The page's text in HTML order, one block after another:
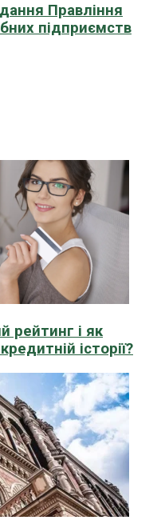
Правління
підприємств
рейтинг і як
історії?